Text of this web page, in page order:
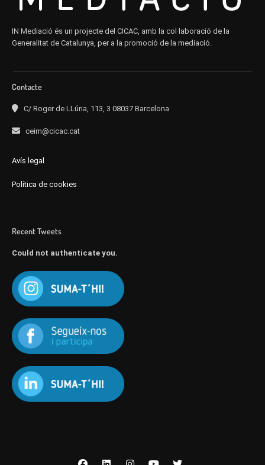
IN Mediació és un projecte del CICAC, amb la col·laboració de la
Generalitat de Catalunya, per a la promoció de la mediació.
Contacte
C/ Roger de LLúria, 113, 3 08037 Barcelona
ceim@cicac.cat
Avís legal
Política de cookies
Recent Tweets
Could not authenticate you.